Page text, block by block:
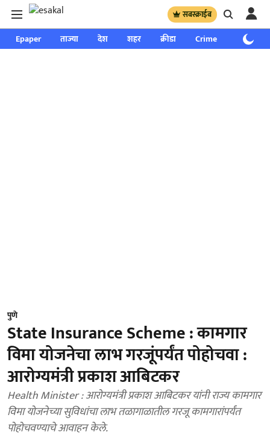
सबस्क्राईब
Epaper ताज्या देश शहर क्रीडा Crime साप्ताहिक
पुणे
State Insurance Scheme : कामगार
विमा योजनेचा लाभ गरजूंपर्यंत पोहोचवा :
आरोग्यमंत्री प्रकाश आबिटकर
Health Minister : आरोग्यमंत्री प्रकाश आबिटकर यांनी राज्य कामगार
विमा योजनेच्या सुविधांचा लाभ तळागाळातील गरजू कामगारांपर्यंत
पोहोचवण्याचे आवाहन केले.